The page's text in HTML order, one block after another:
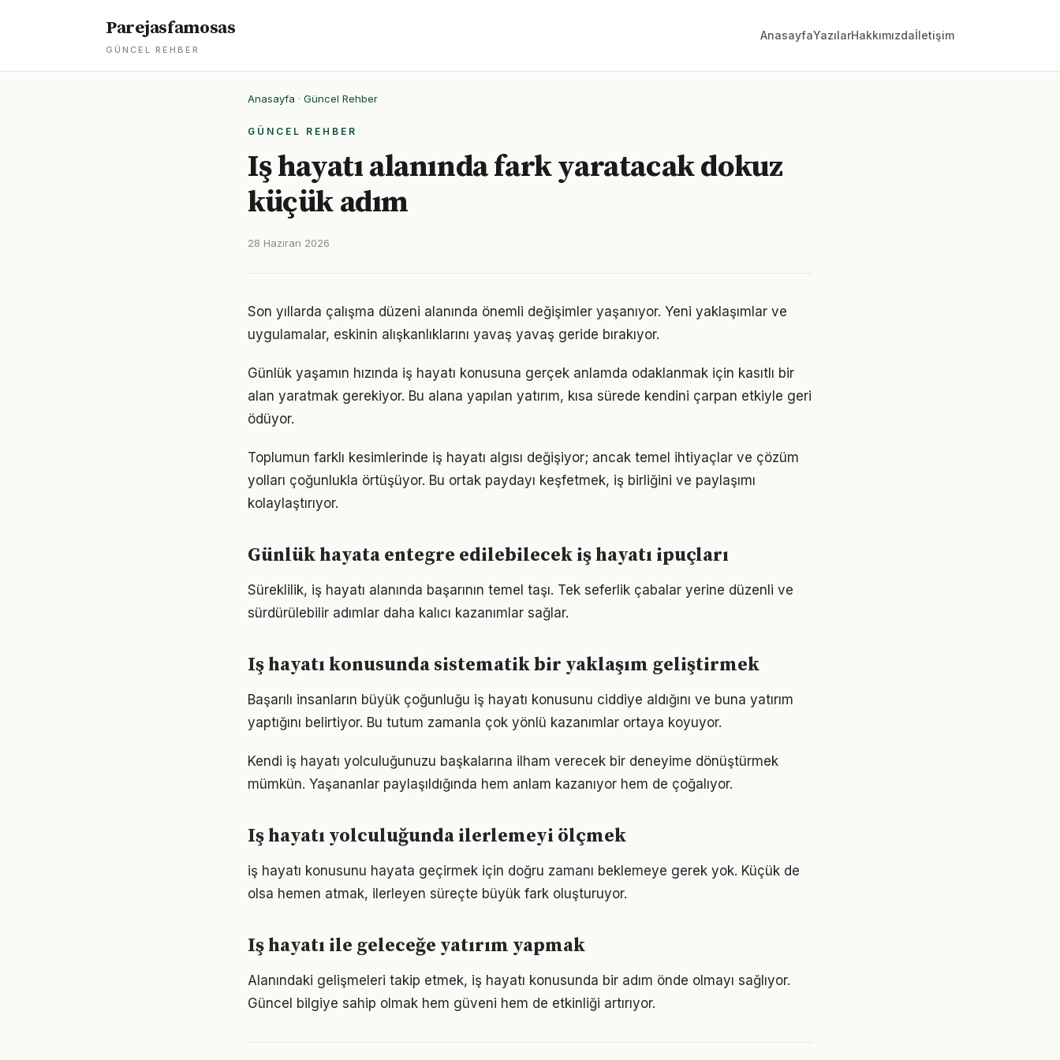
Parejasfamosas
GÜNCEL REHBER
AnasayfaYazılarHakkımızdaİletişim
Anasayfa · Güncel Rehber
GÜNCEL REHBER
Iş hayatı alanında fark yaratacak dokuz
küçük adım
28 Haziran 2026
Son yıllarda çalışma düzeni alanında önemli değişimler yaşanıyor. Yeni yaklaşımlar ve
uygulamalar, eskinin alışkanlıklarını yavaş yavaş geride bırakıyor.
Günlük yaşamın hızında iş hayatı konusuna gerçek anlamda odaklanmak için kasıtlı bir
alan yaratmak gerekiyor. Bu alana yapılan yatırım, kısa sürede kendini çarpan etkiyle geri
ödüyor.
Toplumun farklı kesimlerinde iş hayatı algısı değişiyor; ancak temel ihtiyaçlar ve çözüm
yolları çoğunlukla örtüşüyor. Bu ortak paydayı keşfetmek, iş birliğini ve paylaşımı
kolaylaştırıyor.
Günlük hayata entegre edilebilecek iş hayatı ipuçları
Süreklilik, iş hayatı alanında başarının temel taşı. Tek seferlik çabalar yerine düzenli ve
sürdürülebilir adımlar daha kalıcı kazanımlar sağlar.
Iş hayatı konusunda sistematik bir yaklaşım geliştirmek
Başarılı insanların büyük çoğunluğu iş hayatı konusunu ciddiye aldığını ve buna yatırım
yaptığını belirtiyor. Bu tutum zamanla çok yönlü kazanımlar ortaya koyuyor.
Kendi iş hayatı yolculuğunuzu başkalarına ilham verecek bir deneyime dönüştürmek
mümkün. Yaşananlar paylaşıldığında hem anlam kazanıyor hem de çoğalıyor.
Iş hayatı yolculuğunda ilerlemeyi ölçmek
iş hayatı konusunu hayata geçirmek için doğru zamanı beklemeye gerek yok. Küçük de
olsa hemen atmak, ilerleyen süreçte büyük fark oluşturuyor.
Iş hayatı ile geleceğe yatırım yapmak
Alanındaki gelişmeleri takip etmek, iş hayatı konusunda bir adım önde olmayı sağlıyor.
Güncel bilgiye sahip olmak hem güveni hem de etkinliği artırıyor.